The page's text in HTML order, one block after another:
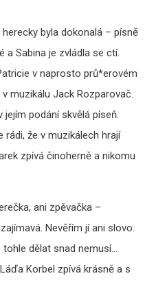
byla dokonalá – písně
a Sabina je zvládla se ctí.
v naprosto prů*erovém
muzikálu Jack Rozparovač.
jejím podání skvělá píseň.
rádi, že v muzikálech hrají
zpívá činoherně a nikomu
ani zpěvačka –
Nevěřím jí ani slovo.
dělat snad nemusí…
Korbel zpívá krásně a s